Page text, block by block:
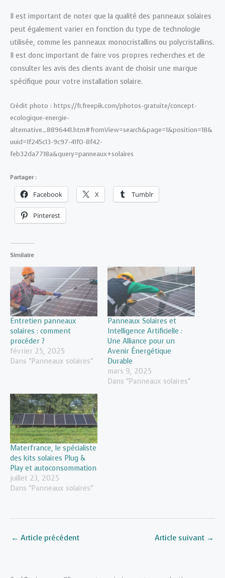
Il est important de noter que la qualité des panneaux solaires
peut également varier en fonction du type de technologie
utilisée, comme les panneaux monocristallins ou polycristallins.
Il est donc important de faire vos propres recherches et de
consulter les avis des clients avant de choisir une marque
spécifique pour votre installation solaire.
Crédit photo : https://fr.freepik.com/photos-gratuite/concept-
ecologique-energie-
alternative_8896441.htm#fromView=search&page=1&position=18&
uuid=1f245c13-9c97-41f0-8f42-
feb32da7718a&query=panneaux+solaires
Partager :
Facebook X Tumblr
Pinterest
Similaire
Entretien panneaux
solaires : comment
procéder ?
février 25, 2025
Dans "Panneaux solaires"
Panneaux Solaires et
Intelligence Artificielle :
Une Alliance pour un
Avenir Énergétique
Durable
mars 9, 2025
Dans "Panneaux solaires"
Materfrance, le spécialiste
des kits solaires Plug &
Play et autoconsommation
juillet 23, 2025
Dans "Panneaux solaires"
← Article précédent Article suivant →